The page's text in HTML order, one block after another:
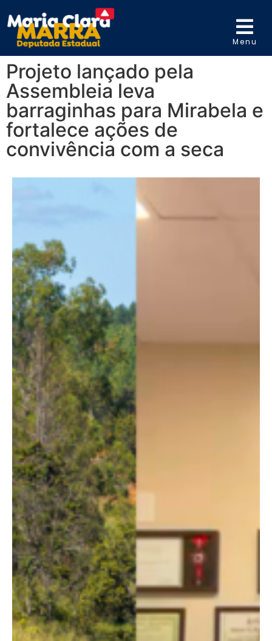
Menu
Projeto lançado pela
Assembleia leva
barraginhas para Mirabela e
fortalece ações de
convivência com a seca